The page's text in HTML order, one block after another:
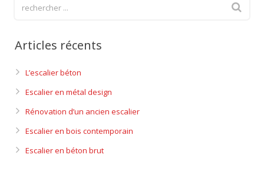
Articles récents
L’escalier béton
Escalier en métal design
Rénovation d’un ancien escalier
Escalier en bois contemporain
Escalier en béton brut